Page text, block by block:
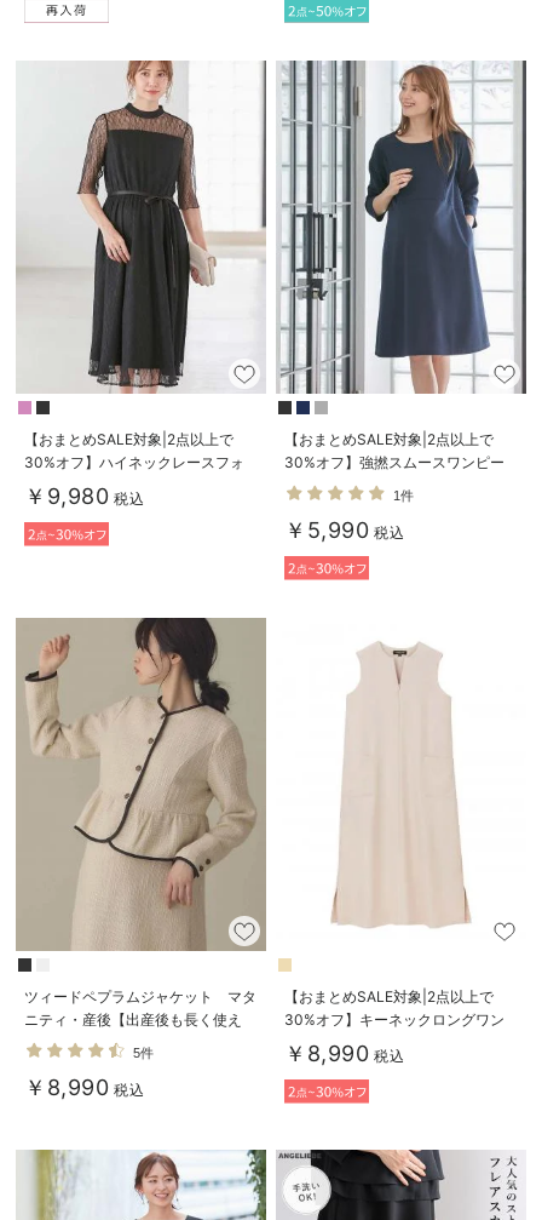
【おまとめSALE対象|2点以上で
30%オフ】ハイネックレースフォ
ーマルワンピース
￥9,980 税込
【おまとめSALE対象|2点以上で
30%オフ】強撚スムースワンピー
ス マタニティ・産後授乳服【出産
1件
￥5,990 税込
ツィードペプラムジャケット マタ
ニティ・産後【出産後も長く使え
る】
5件
￥8,990 税込
【おまとめSALE対象|2点以上で
30%オフ】キーネックロングワン
ピース マタニティ・産後授乳服
【出産後も長く使える】
￥8,990 税込